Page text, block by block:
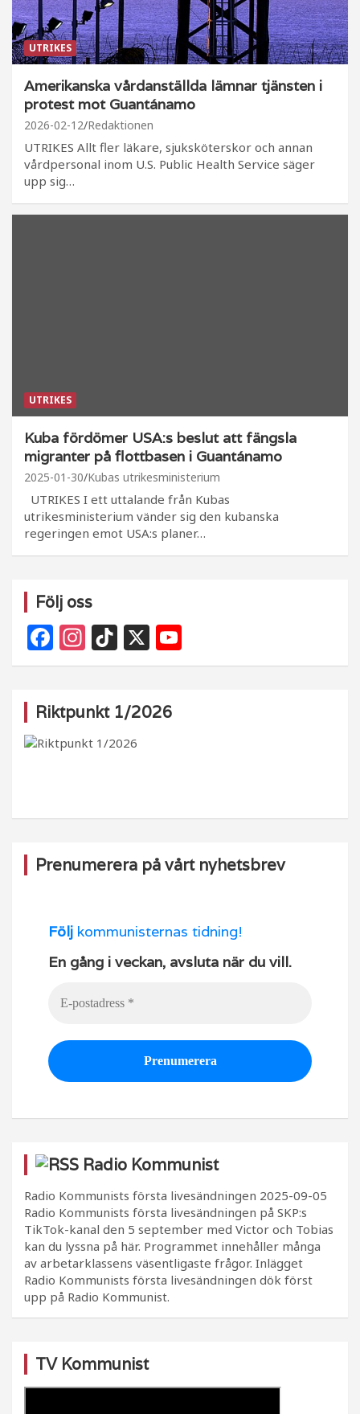
UTRIKES
Amerikanska vårdanställda lämnar tjänsten i
protest mot Guantánamo
2026-02-12 Redaktionen
UTRIKES Allt fler läkare, sjuksköterskor och annan
vårdpersonal inom U.S. Public Health Service säger
upp sig…
UTRIKES
Kuba fördömer USA:s beslut att fängsla
migranter på flottbasen i Guantánamo
2025-01-30 Kubas utrikesministerium
UTRIKES I ett uttalande från Kubas
utrikesministerium vänder sig den kubanska
regeringen emot USA:s planer…
Följ oss
F
a
e
b
k
In
st
g
ra
Ti
k
o
k
X
o
Riktpunkt 1/2026
Prenumerera på vårt nyhetsbrev
Följ kommunisternas tidning!
En gång i veckan, avsluta när du vill.
Radio Kommunist
Radio Kommunists första livesändningen 2025-09-05
Radio Kommunists första livesändningen på SKP:s
TikTok-kanal den 5 september med Victor och Tobias
kan du lyssna på här. Programmet innehåller många
av arbetarklassens väsentligaste frågor. Inlägget
Radio Kommunists första livesändningen dök först
upp på Radio Kommunist.
TV Kommunist